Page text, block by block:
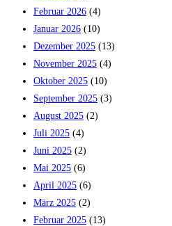
Februar 2026 (4)
Januar 2026 (10)
Dezember 2025 (13)
November 2025 (4)
Oktober 2025 (10)
September 2025 (3)
August 2025 (2)
Juli 2025 (4)
Juni 2025 (2)
Mai 2025 (6)
April 2025 (6)
März 2025 (2)
Februar 2025 (13)